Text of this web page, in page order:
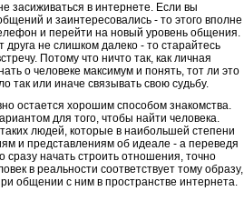
засиживаться в интернете. Если вы
и заинтересовались - то этого вполне
и перейти на новый уровень общения.
друга не слишком далеко - то старайтесь
Потому что ничто так, как личная
о человеке максимум и понять, тот ли это
так или иначе связывать свою судьбу.
остается хорошим способом знакомства.
для того, чтобы найти человека.
людей, которые в наибольшей степени
и представлениям об идеале - а переведя
начать строить отношения, точно
в реальности соответствует тому образу,
общении с ним в пространстве интернета.